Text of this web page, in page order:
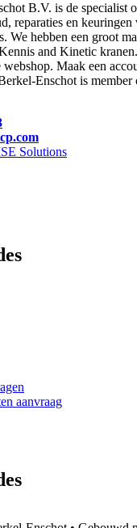
B.V. is de specialist
reparaties en
We hebben een groot
and Kinetic
Maak een
Enschot is
Solutions
aanvraag